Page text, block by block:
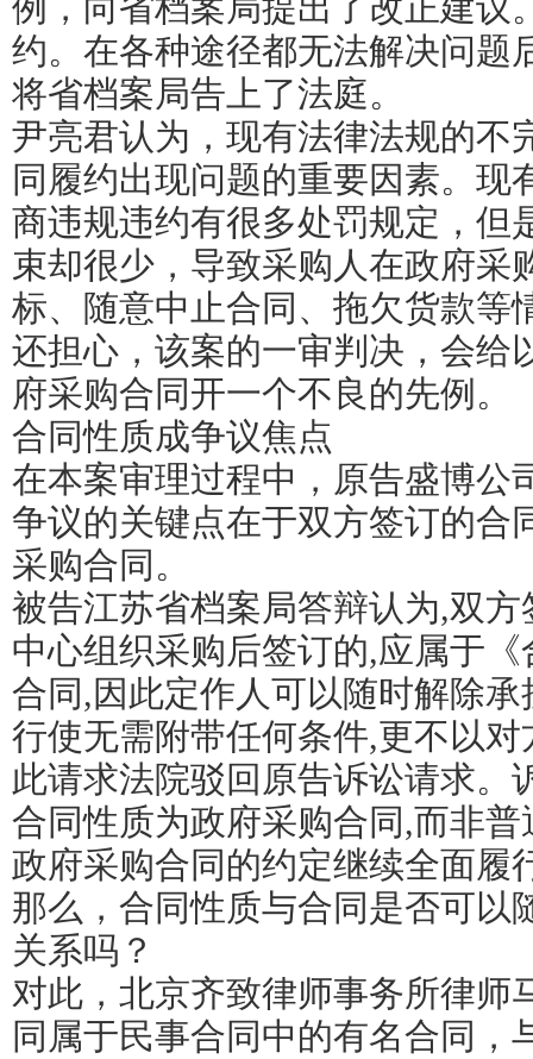
例，向省档案局提出了改正建议
约。在各种途径都无法解决问题
将省档案局告上了法庭。
尹亮君认为，现有法律法规的不
同履约出现问题的重要因素。现
商违规违约有很多处罚规定，但
束却很少，导致采购人在政府采
标、随意中止合同、拖欠货款等
还担心，该案的一审判决，会给
府采购合同开一个不良的先例。
合同性质成争议焦点
在本案审理过程中，原告盛博公
争议的关键点在于双方签订的合
采购合同。
被告江苏省档案局答辩认为,双
中心组织采购后签订的,应属于
合同,因此定作人可以随时解除
行使无需附带任何条件,更不以
此请求法院驳回原告诉讼请求。
合同性质为政府采购合同,而非
政府采购合同的约定继续全面履
那么，合同性质与合同是否可以
关系吗？
对此，北京齐致律师事务所律师
同属于民事合同中的有名合同，